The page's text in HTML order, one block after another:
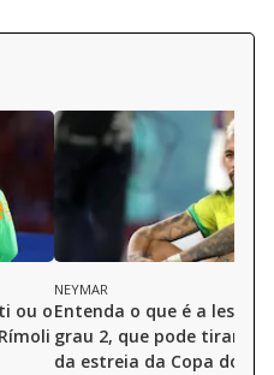
ou o
NEYMAR
Entenda o que é a lesão
grau 2, que pode tirar
da estreia da Copa do